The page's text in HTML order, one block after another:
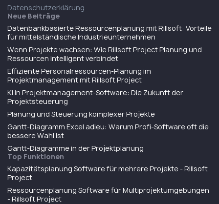
Datenschutzerklärung
Neue Beiträge
Datenbankbasierte Ressourcenplanung mit Rillsoft: Vorteile
für mittelständische Industrieunternehmen
Wenn Projekte wachsen: Wie Rillsoft Project Planung und
Ressourcen intelligent verbindet
Effiziente Personalressourcen-Planung im
Projektmanagement mit Rillsoft Project
KI in Projektmanagement-Software: Die Zukunft der
Projektsteuerung
Planung und Steuerung komplexer Projekte
Gantt-Diagramm Excel adieu: Warum Profi-Software oft die
bessere Wahl ist
Gantt-Diagramme in der Projektplanung
Top Funktionen
Kapazitätsplanung Software für mehrere Projekte - Rillsoft
Project
Ressourcenplanung Software für Multiprojektumgebungen
- Rillsoft Project